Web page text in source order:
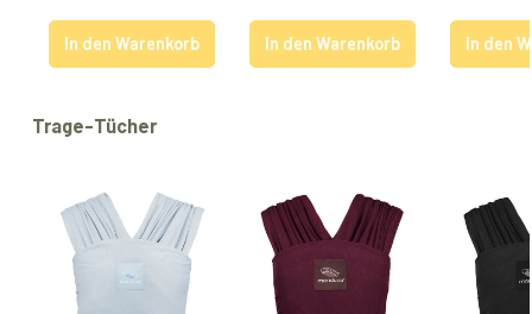
In den Warenkorb In den Warenkorb In den
Produktgalerie überspringen
Trage-Tücher